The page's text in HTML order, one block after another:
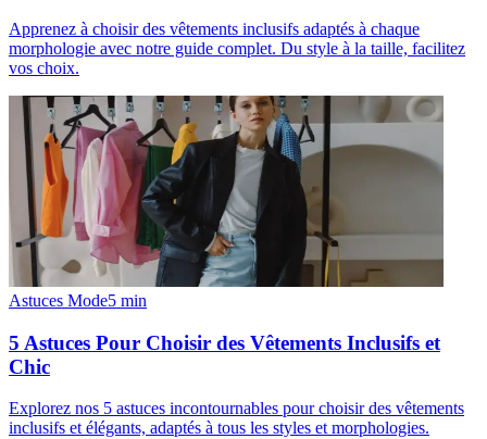
Apprenez à choisir des vêtements inclusifs adaptés à chaque
morphologie avec notre guide complet. Du style à la taille, facilitez
vos choix.
Astuces Mode5 min
5 Astuces Pour Choisir des Vêtements Inclusifs et
Chic
Explorez nos 5 astuces incontournables pour choisir des vêtements
inclusifs et élégants, adaptés à tous les styles et morphologies.